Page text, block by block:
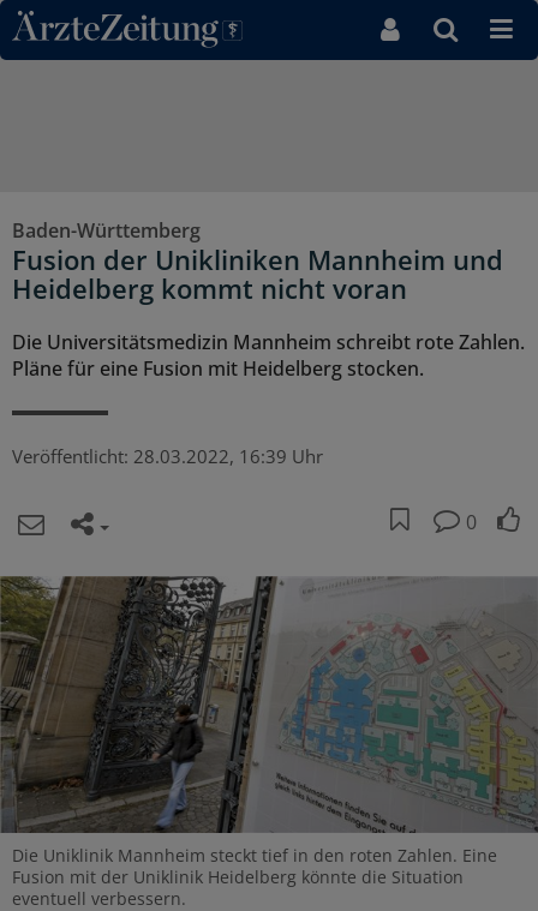
Direkt zum Inhaltsbereich
Baden-Württemberg
Fusion der Unikliniken Mannheim und
Heidelberg kommt nicht voran
Die Universitätsmedizin Mannheim schreibt rote Zahlen.
Pläne für eine Fusion mit Heidelberg stocken.
Veröffentlicht: 28.03.2022, 16:39 Uhr
0
Die Uniklinik Mannheim steckt tief in den roten Zahlen. Eine
Fusion mit der Uniklinik Heidelberg könnte die Situation
eventuell verbessern.